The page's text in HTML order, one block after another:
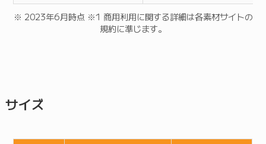
※ 2023年6月時点 ※1 商用利用に関する詳細は各素材サイトの
規約に準じます。
サイズ